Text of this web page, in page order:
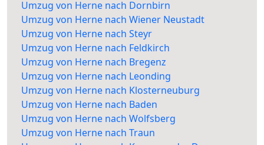
Umzug von Herne nach Dornbirn
Umzug von Herne nach Wiener Neustadt
Umzug von Herne nach Steyr
Umzug von Herne nach Feldkirch
Umzug von Herne nach Bregenz
Umzug von Herne nach Leonding
Umzug von Herne nach Klosterneuburg
Umzug von Herne nach Baden
Umzug von Herne nach Wolfsberg
Umzug von Herne nach Traun